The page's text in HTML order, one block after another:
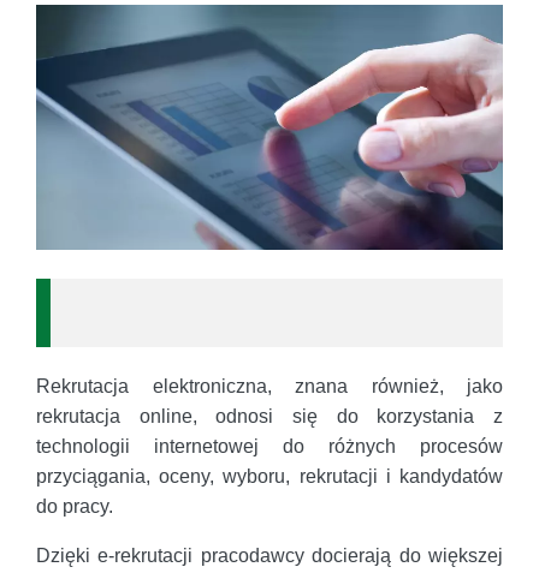
Rekrutacja elektroniczna, znana również, jako
rekrutacja online, odnosi się do korzystania z
technologii internetowej do różnych procesów
przyciągania, oceny, wyboru, rekrutacji i kandydatów
do pracy.
Dzięki e-rekrutacji pracodawcy docierają do większej